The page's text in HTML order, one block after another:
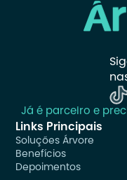
Já é parceiro e
Links Principais
Soluções Árvore
Benefícios
Depoimentos